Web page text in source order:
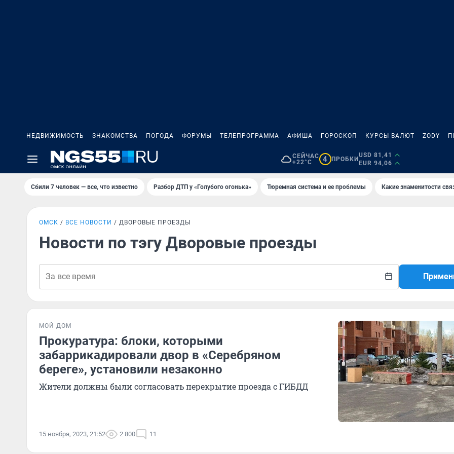
НЕДВИЖИМОСТЬ ЗНАКОМСТВА ПОГОДА ФОРУМЫ ТЕЛЕПРОГРАММА АФИША ГОРОСКОП КУРСЫ ВАЛЮТ ZODY
СЕЙЧАС
+22°C
4 ПРОБКИ
USD 81,41
EUR 94,06
Сбили 7 человек — все, что известно Разбор ДТП у «Голубого огонька» Тюремная система и ее проблемы Какие знаменитости
ОМСК ВСЕ НОВОСТИ ДВОРОВЫЕ ПРОЕЗДЫ
Новости по тэгу Дворовые проезды
МОЙ ДОМ
Прокуратура: блоки, которыми
забаррикадировали двор в «Серебряном
береге», установили незаконно
Жители должны были согласовать перекрытие проезда с ГИБДД
15 ноября, 2023, 21:52 2 800 11